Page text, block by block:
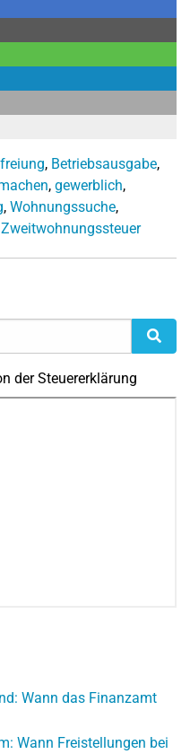
, Betriebsausgabe,
, gewerblich,
, Wohnungssuche,
Zweitwohnungssteuer
der Steuererklärung
Wann das Finanzamt
Wann Freistellungen bei